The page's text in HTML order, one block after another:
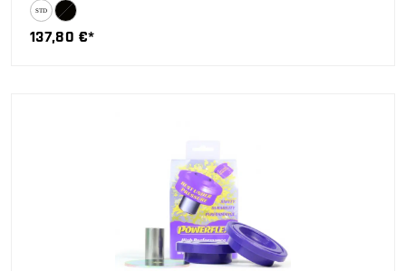
137,80 €*